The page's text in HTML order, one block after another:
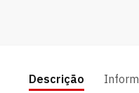
Descrição